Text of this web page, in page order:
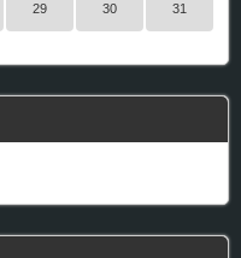
29 30 31